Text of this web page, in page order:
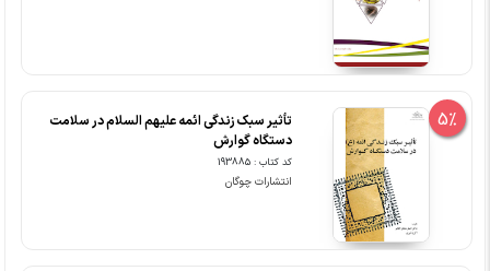
5%
تأثیر سبک زندگی ائمه علیهم السلام در سلامت
دستگاه گوارش
کد کتاب : 193885
انتشارات چوگان